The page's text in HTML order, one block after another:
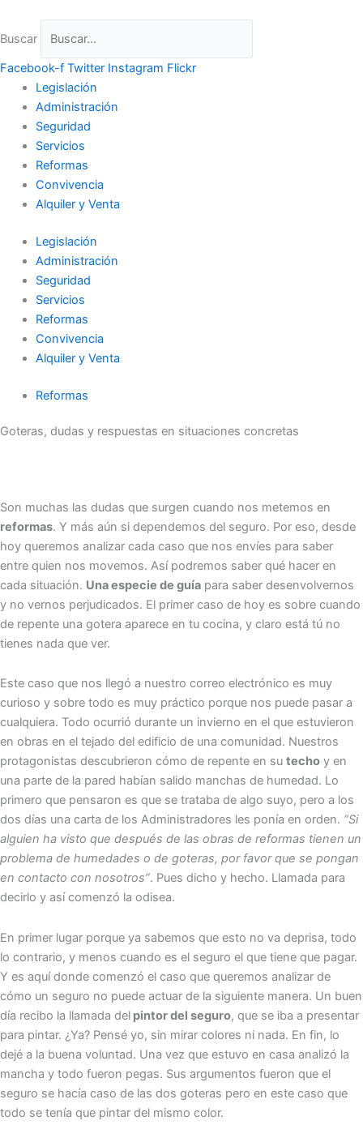
contenido
Buscar
Facebook-f Twitter Instagram Flickr
Legislación
Administración
Seguridad
Servicios
Reformas
Convivencia
Alquiler y Venta
Legislación
Administración
Seguridad
Servicios
Reformas
Convivencia
Alquiler y Venta
Reformas
Goteras, dudas y respuestas en situaciones concretas
Son muchas las dudas que surgen cuando nos metemos en
reformas. Y más aún si dependemos del seguro. Por eso, desde
hoy queremos analizar cada caso que nos envíes para saber
entre quien nos movemos. Así podremos saber qué hacer en
cada situación. Una especie de guía para saber desenvolvernos
y no vernos perjudicados. El primer caso de hoy es sobre cuando
de repente una gotera aparece en tu cocina, y claro está tú no
tienes nada que ver.
Este caso que nos llegó a nuestro correo electrónico es muy
curioso y sobre todo es muy práctico porque nos puede pasar a
cualquiera. Todo ocurrió durante un invierno en el que estuvieron
en obras en el tejado del edificio de una comunidad. Nuestros
protagonistas descubrieron cómo de repente en su techo y en
una parte de la pared habían salido manchas de humedad. Lo
primero que pensaron es que se trataba de algo suyo, pero a los
dos días una carta de los Administradores les ponía en orden. “Si
alguien ha visto que después de las obras de reformas tienen un
problema de humedades o de goteras, por favor que se pongan
en contacto con nosotros”. Pues dicho y hecho. Llamada para
decirlo y así comenzó la odisea.
En primer lugar porque ya sabemos que esto no va deprisa, todo
lo contrario, y menos cuando es el seguro el que tiene que pagar.
Y es aquí donde comenzó el caso que queremos analizar de
cómo un seguro no puede actuar de la siguiente manera. Un buen
día recibo la llamada del pintor del seguro, que se iba a presentar
para pintar. ¿Ya? Pensé yo, sin mirar colores ni nada. En fin, lo
dejé a la buena voluntad. Una vez que estuvo en casa analizó la
mancha y todo fueron pegas. Sus argumentos fueron que el
seguro se hacía caso de las dos goteras pero en este caso que
todo se tenía que pintar del mismo color.